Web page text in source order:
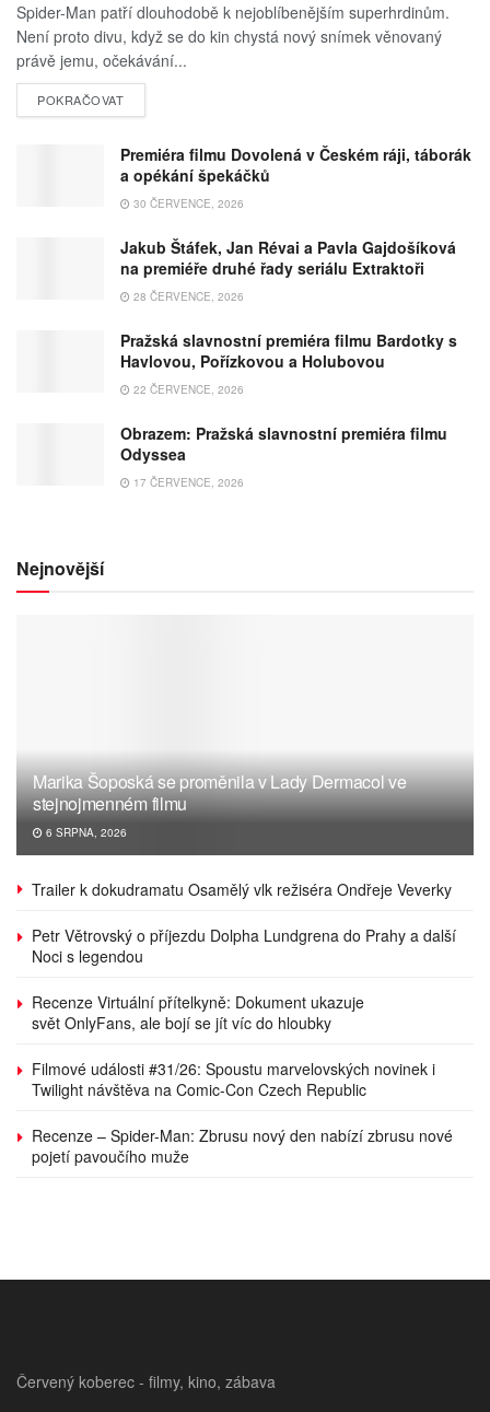
Spider-Man patří dlouhodobě k nejoblíbenějším superhrdinům.
Není proto divu, když se do kin chystá nový snímek věnovaný
právě jemu, očekávání...
POKRAČOVAT
Premiéra filmu Dovolená v Českém ráji, táborák
a opékání špekáčků
30 ČERVENCE, 2026
Jakub Štáfek, Jan Révai a Pavla Gajdošíková
na premiéře druhé řady seriálu Extraktoři
28 ČERVENCE, 2026
Pražská slavnostní premiéra filmu Bardotky s
Havlovou, Pořízkovou a Holubovou
22 ČERVENCE, 2026
Obrazem: Pražská slavnostní premiéra filmu
Odyssea
17 ČERVENCE, 2026
Nejnovější
Marika Šoposká se proměnila v Lady Dermacol ve
stejnojmenném filmu
6 SRPNA, 2026
Trailer k dokudramatu Osamělý vlk režiséra Ondřeje Veverky
Petr Větrovský o příjezdu Dolpha Lundgrena do Prahy a další
Noci s legendou
Recenze Virtuální přítelkyně: Dokument ukazuje
svět OnlyFans, ale bojí se jít víc do hloubky
Filmové události #31/26: Spoustu marvelovských novinek i
Twilight návštěva na Comic-Con Czech Republic
Recenze – Spider-Man: Zbrusu nový den nabízí zbrusu nové
pojetí pavoučího muže
Červený koberec - filmy, kino, zábava